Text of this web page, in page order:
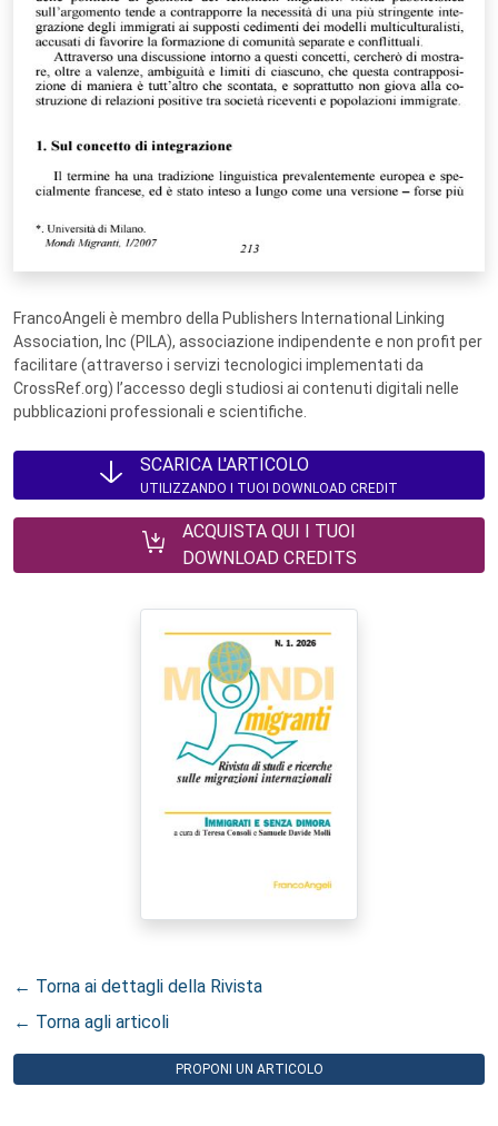
FrancoAngeli è membro della Publishers International Linking
Association, Inc (PILA), associazione indipendente e non profit per
facilitare (attraverso i servizi tecnologici implementati da
CrossRef.org) l’accesso degli studiosi ai contenuti digitali nelle
pubblicazioni professionali e scientifiche.
SCARICA L'ARTICOLO
UTILIZZANDO I TUOI DOWNLOAD CREDIT
ACQUISTA QUI I TUOI
DOWNLOAD CREDITS
← Torna ai dettagli della Rivista
← Torna agli articoli
PROPONI UN ARTICOLO